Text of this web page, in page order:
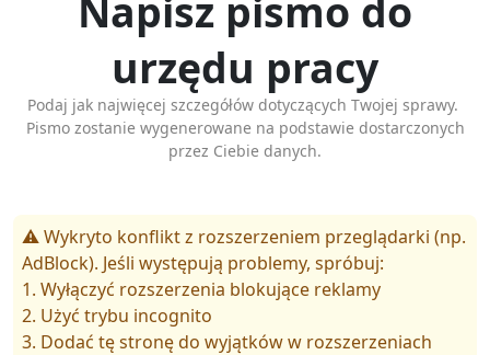
Napisz pismo do
urzędu pracy
Podaj jak najwięcej szczegółów dotyczących Twojej sprawy.
Pismo zostanie wygenerowane na podstawie dostarczonych
przez Ciebie danych.
⚠️ Wykryto konflikt z rozszerzeniem przeglądarki (np.
AdBlock). Jeśli występują problemy, spróbuj:
1. Wyłączyć rozszerzenia blokujące reklamy
2. Użyć trybu incognito
3. Dodać tę stronę do wyjątków w rozszerzeniach